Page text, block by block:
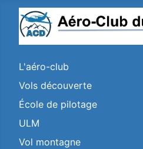
L'aéro-club
Vols découverte
École de pilotage
ULM
Vol montagne